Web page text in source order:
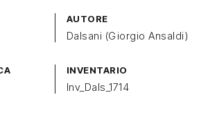
AUTORE
Dalsani (Giorgio Ansaldi)
INVENTARIO
Inv_Dals_1714